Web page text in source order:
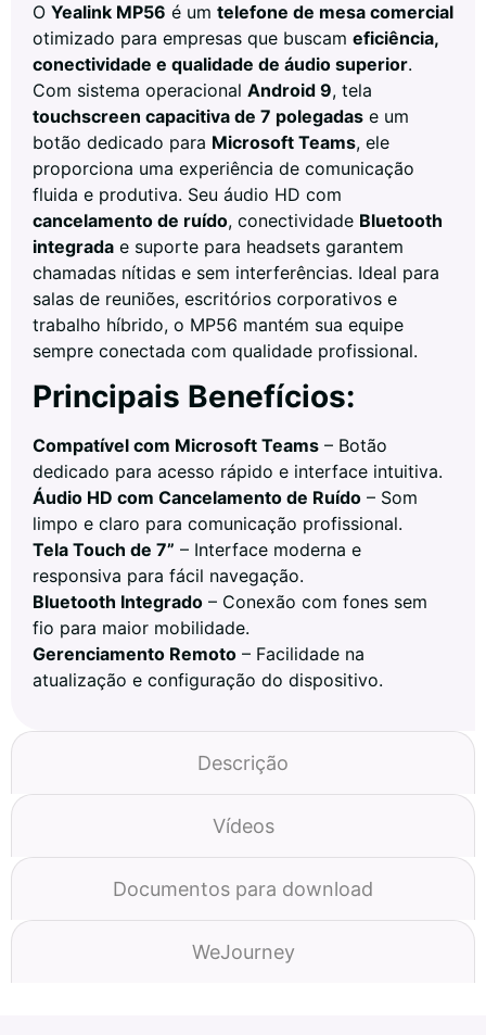
Descrição
Vídeos
Documentos para download
WeJourney
O Yealink MP56 é um telefone de mesa comercial
otimizado para empresas que buscam eficiência,
conectividade e qualidade de áudio superior.
Com sistema operacional Android 9, tela
touchscreen capacitiva de 7 polegadas e um
botão dedicado para Microsoft Teams, ele
proporciona uma experiência de comunicação
fluida e produtiva. Seu áudio HD com
cancelamento de ruído, conectividade Bluetooth
integrada e suporte para headsets garantem
chamadas nítidas e sem interferências. Ideal para
salas de reuniões, escritórios corporativos e
trabalho híbrido, o MP56 mantém sua equipe
sempre conectada com qualidade profissional.
Principais Benefícios:
Compatível com Microsoft Teams – Botão
dedicado para acesso rápido e interface intuitiva.
Áudio HD com Cancelamento de Ruído – Som
limpo e claro para comunicação profissional.
Tela Touch de 7” – Interface moderna e
responsiva para fácil navegação.
Bluetooth Integrado – Conexão com fones sem
fio para maior mobilidade.
Gerenciamento Remoto – Facilidade na
atualização e configuração do dispositivo.